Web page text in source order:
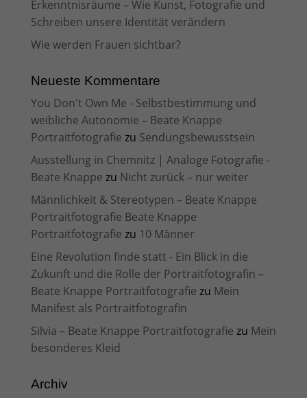
Erkenntnisräume – Wie Kunst, Fotografie und
Schreiben unsere Identität verändern
Wie werden Frauen sichtbar?
Neueste Kommentare
You Don't Own Me - Selbstbestimmung und
weibliche Autonomie – Beate Knappe
Portraitfotografie zu Sendungsbewusstsein
Ausstellung in Chemnitz | Analoge Fotografie -
Beate Knappe zu Nicht zurück – nur weiter
Männlichkeit & Stereotypen – Beate Knappe
Portraitfotografie Beate Knappe
Portraitfotografie zu 10 Männer
Eine Revolution finde statt - Ein Blick in die
Zukunft und die Rolle der Portraitfotografin –
Beate Knappe Portraitfotografie zu Mein
Manifest als Portraitfotografin
Silvia – Beate Knappe Portraitfotografie zu Mein
besonderes Kleid
Archiv